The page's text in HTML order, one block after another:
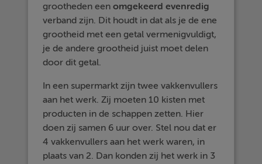
grootheden eenomgekeerd evenredig
verband zijn. Dit houdt in dat als je de ene
grootheid met een getal vermenigvuldigt,
je de andere grootheid juist moet delen
door dit getal.
In een supermarkt zijn twee vakkenvullers
aan het werk. Zij moeten 10 kisten met
producten in de schappen zetten. Hier
doen zij samen 6 uur over. Stel nou dat er
4 vakkenvullers aan het werk waren, in
plaats van 2. Dan konden zij het werk in 3